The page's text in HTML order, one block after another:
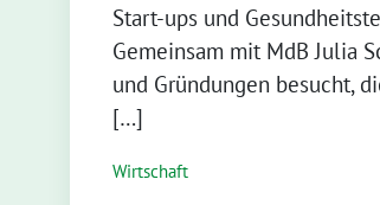
Start-ups und
Gemeinsam mit MdB Julia
und Gründungen besucht,
[…]
Wirtschaft